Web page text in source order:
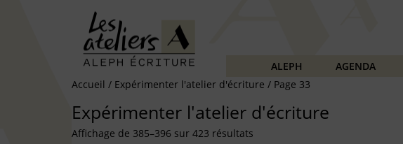
ALEPH AGENDA
Accueil / Expérimenter l'atelier d'écriture / Page 33
Expérimenter l'atelier d'écriture
Affichage de 385–396 sur 423 résultats